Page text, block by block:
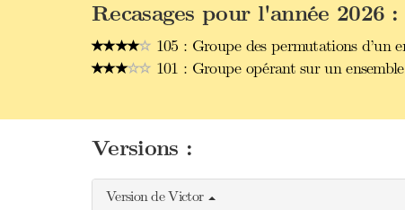
Recasages pour l'année 2026 :
105 : Groupe des permutations d’un
101 : Groupe opérant sur un
Versions :
Version de Victor